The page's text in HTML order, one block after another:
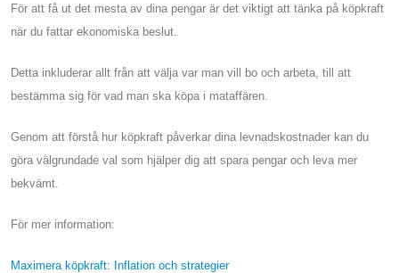
För att få ut det mesta av dina pengar är det viktigt att tänka på köpkraft
när du fattar ekonomiska beslut.
Detta inkluderar allt från att välja var man vill bo och arbeta, till att
bestämma sig för vad man ska köpa i mataffären.
Genom att förstå hur köpkraft påverkar dina levnadskostnader kan du
göra välgrundade val som hjälper dig att spara pengar och leva mer
bekvämt.
För mer information:
Maximera köpkraft: Inflation och strategier